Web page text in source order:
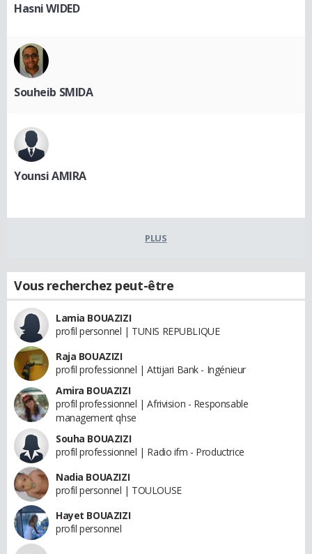
Hasni WIDED
Souheib SMIDA
Younsi AMIRA
PLUS
Vous recherchez peut-être
Lamia BOUAZIZI
profil personnel | TUNIS REPUBLIQUE
Raja BOUAZIZI
profil professionnel | Attijari Bank - Ingénieur
Amira BOUAZIZI
profil professionnel | Afrivision - Responsable
management qhse
Souha BOUAZIZI
profil professionnel | Radio ifm - Productrice
Nadia BOUAZIZI
profil personnel | TOULOUSE
Hayet BOUAZIZI
profil personnel